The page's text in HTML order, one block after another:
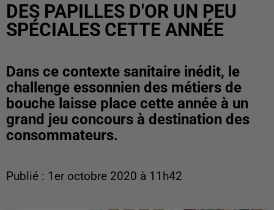
DES PAPILLES D'OR UN PEU
SPÉCIALES CETTE ANNÉE
Dans ce contexte sanitaire inédit, le
challenge essonnien des métiers de
bouche laisse place cette année à un
grand jeu concours à destination des
consommateurs.
Publié : 1er octobre 2020 à 11h42